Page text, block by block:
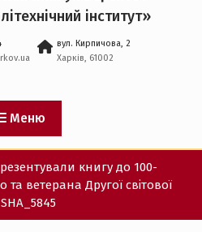
iнститут»
вул. Кирпичова, 2
Харків, 61002
Меню
книгу до 100-
ветерана Другої світової
SHA_5845